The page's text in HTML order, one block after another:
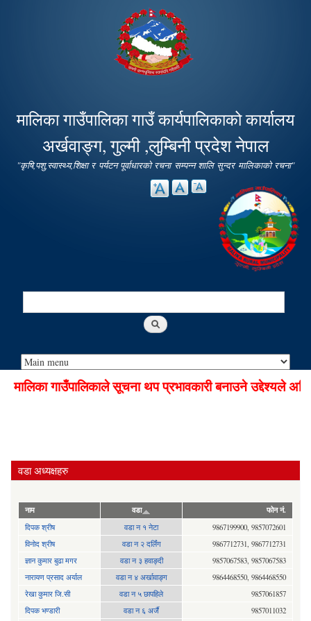
main
content
मालिका गाउँपालिका गाउँ कार्यपालिकाको कार्यालय
अर्खवाङ्ग, गुल्मी ,लुम्बिनी प्रदेश नेपाल
"कृषि,पशु,स्वास्थ्य,शिक्षा र पर्यटन पूर्वाधारको रचना सम्पन्न शालि सुन्दर मालिकाको रचना"
Search
गाउँपालिकाले सूचना थप प्रभावकारी बनाउने उद्देश्यले
वडा अध्यक्षहरु
नाम वडा फोन नं.
दिपक श्रीष वडा न १ नेटा
9867199900, 9857072601
विनोद श्रीष
वडा न २ दर्लिंग
9867712731, 9867712731
ज्ञान कुमार बुढा मगर
वडा न ३ हवाङ्दी
9857067583, 9857067583
नारायण प्रसाद अर्याल
वडा न‍ ४ अर्खावाङ्ग
9864468550, 9864468550
रेखा कुमार जि.सी
वडा न ५ छापहिले
9857061857
दिपक भण्डारी
वडा न ६ अर्जै
9857011032